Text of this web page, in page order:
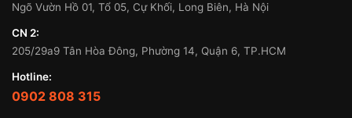
Ngõ Vườn Hồ 01, Tổ 05, Cự Khối, Long Biên, Hà Nội
CN 2:
205/29a9 Tân Hòa Đông, Phường 14, Quận 6, TP.HCM
Hotline:
0902 808 315